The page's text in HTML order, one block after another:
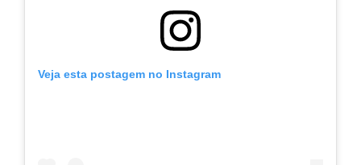
Veja esta postagem no Instagram